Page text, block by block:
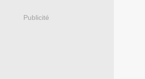
Publicité